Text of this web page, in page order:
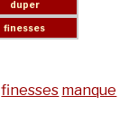
finesses manque